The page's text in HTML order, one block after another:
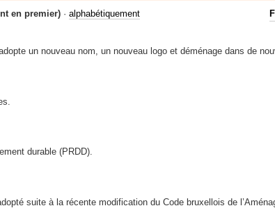
en premier) · alphabétiquement
un nouveau nom, un nouveau logo et déménage dans de
durable (PRDD).
suite à la récente modification du Code bruxellois de